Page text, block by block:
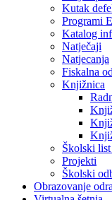
Kutak
Programi
Katalog
Natječaji
Natjecanja
Fiskalna
Knjižnica
Školski
Projekti
Školski
Obrazovanje